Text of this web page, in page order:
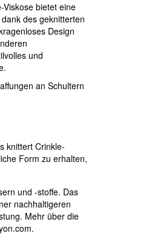
Viskose bietet eine
des geknitterten
Design
und
an Schultern
knittert Crinkle-
Form zu erhalten,
und -stoffe. Das
nachhaltigeren
Mehr über die